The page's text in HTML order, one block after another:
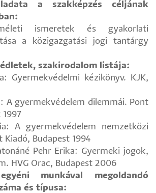
a szakképzés céljának
ismeretek és gyakorlati
a közigazgatási jogi tantárgy
szakirodalom listája:
Gyermekvédelmi kézikönyv. KJK,
A gyermekvédelem dilemmái. Pont
1997
A gyermekvédelem nemzetközi
Budapest 1994
Pehr Erika: Gyermeki jogok,
HVG Orac, Budapest 2006
munkával megoldandó
és típusa: